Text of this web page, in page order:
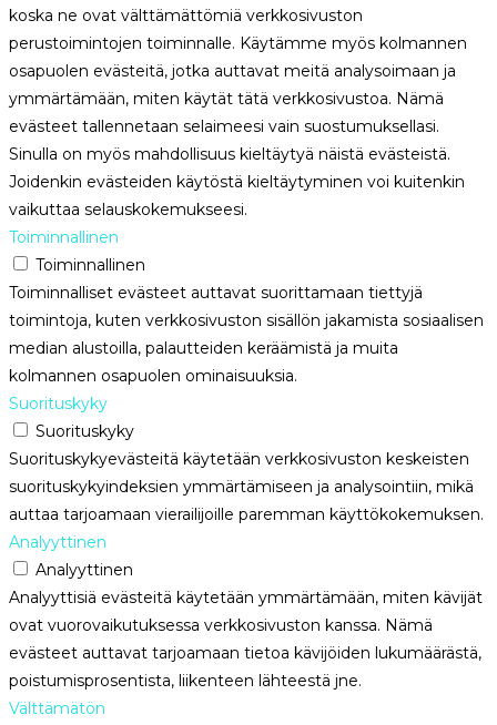
koska ne ovat välttämättömiä verkkosivuston
perustoimintojen toiminnalle. Käytämme myös kolmannen
osapuolen evästeitä, jotka auttavat meitä analysoimaan ja
ymmärtämään, miten käytät tätä verkkosivustoa. Nämä
evästeet tallennetaan selaimeesi vain suostumuksellasi.
Sinulla on myös mahdollisuus kieltäytyä näistä evästeistä.
Joidenkin evästeiden käytöstä kieltäytyminen voi kuitenkin
vaikuttaa selauskokemukseesi.
Toiminnallinen
Toiminnallinen
Toiminnalliset evästeet auttavat suorittamaan tiettyjä
toimintoja, kuten verkkosivuston sisällön jakamista sosiaalisen
median alustoilla, palautteiden keräämistä ja muita
kolmannen osapuolen ominaisuuksia.
Suorituskyky
Suorituskyky
Suorituskykyevästeitä käytetään verkkosivuston keskeisten
suorituskykyindeksien ymmärtämiseen ja analysointiin, mikä
auttaa tarjoamaan vierailijoille paremman käyttökokemuksen.
Analyyttinen
Analyyttinen
Analyyttisiä evästeitä käytetään ymmärtämään, miten kävijät
ovat vuorovaikutuksessa verkkosivuston kanssa. Nämä
evästeet auttavat tarjoamaan tietoa kävijöiden lukumäärästä,
poistumisprosentista, liikenteen lähteestä jne.
Välttämätön